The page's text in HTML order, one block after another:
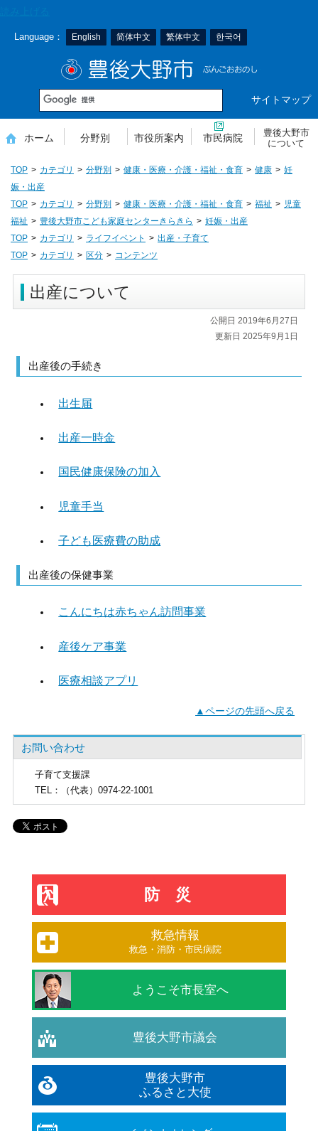
Language： English 简体中文 繁体中文 한국어
サイトマップ
ホーム 分野別 市役所案内 市民病院
豊後大野市
について
TOP カテゴリ 分野別 健康・医療・介護・福祉・食育 健康
妊
娠・出産
TOP
カテゴリ 分野別 健康・医療・介護・福祉・食育 福祉
児童
福祉
豊後大野市こども家庭センターきらきら
妊娠・出産
TOP
カテゴリ ライフイベント
出産・子育て
TOP
カテゴリ 区分 コンテンツ
出産について
公開日 2019年6月27日
更新日 2025年9月1日
出産後の手続き
出生届
出産一時金
国民健康保険の加入
児童手当
子ども医療費の助成
出産後の保健事業
こんにちは赤ちゃん訪問事業
産後ケア事業
医療相談アプリ
▲ページの先頭へ戻る
お問い合わせ
子育て支援課
TEL：（代表）0974-22-1001
防災
救急情報
救急・消防・市民病院
ようこそ市長室へ
豊後大野市議会
豊後大野市
ふるさと大使